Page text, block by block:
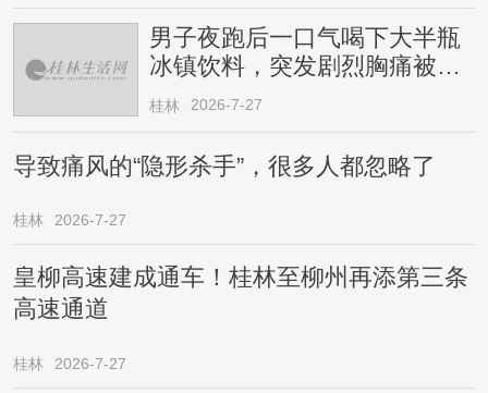
男子夜跑后一口气喝下大半瓶
冰镇饮料，突发剧烈胸痛被送
医！医生提醒→
桂林 2026-7-27
导致痛风的“隐形杀手”，很多人都忽略了
桂林 2026-7-27
皇柳高速建成通车！桂林至柳州再添第三条
高速通道
桂林 2026-7-27